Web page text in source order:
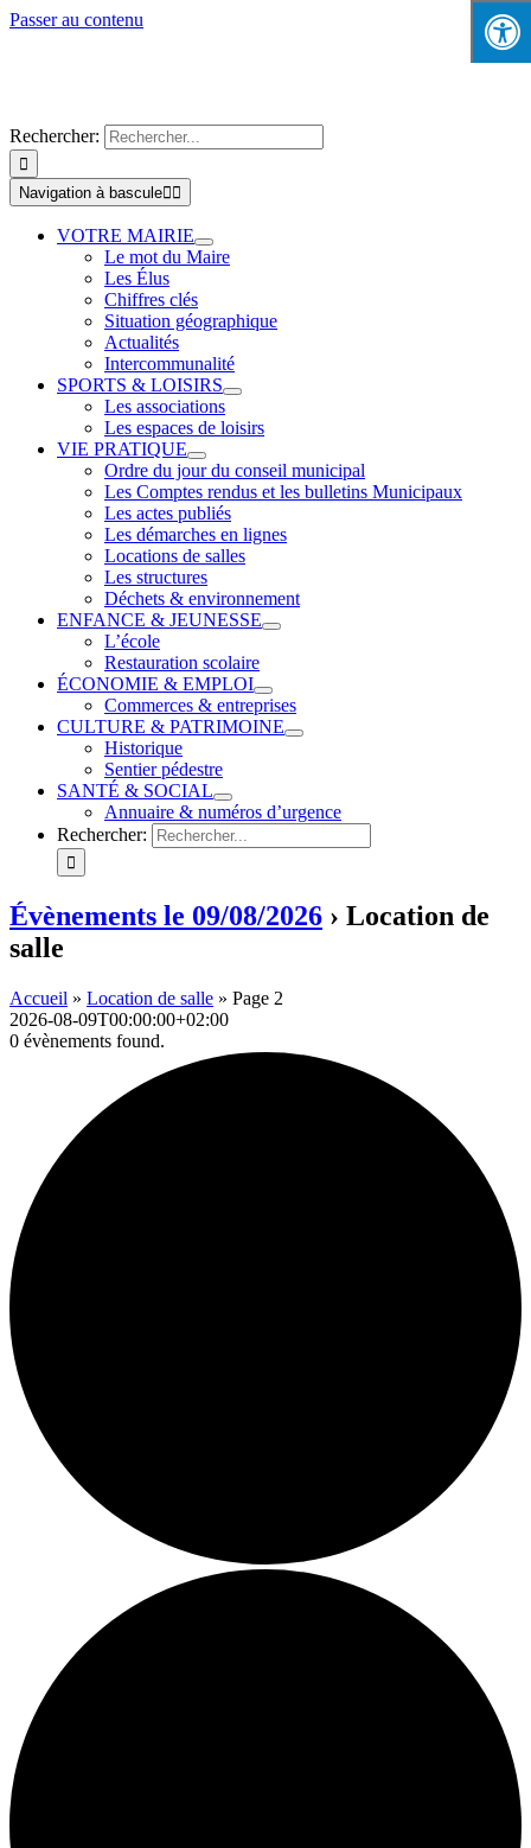
Passer au contenu
Rechercher:
Navigation à bascule
VOTRE MAIRIE
Le mot du Maire
Les Élus
Chiffres clés
Situation géographique
Actualités
Intercommunalité
SPORTS & LOISIRS
Les associations
Les espaces de loisirs
VIE PRATIQUE
Ordre du jour du conseil municipal
Les Comptes rendus et les bulletins Municipaux
Les actes publiés
Les démarches en lignes
Locations de salles
Les structures
Déchets & environnement
ENFANCE & JEUNESSE
L’école
Restauration scolaire
ÉCONOMIE & EMPLOI
Commerces & entreprises
CULTURE & PATRIMOINE
Historique
Sentier pédestre
SANTÉ & SOCIAL
Annuaire & numéros d’urgence
Rechercher:
Évènements le 09/08/2026 › Location de
salle
Accueil » Location de salle » Page 2
2026-08-09T00:00:00+02:00
0 évènements found.